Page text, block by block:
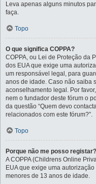
Leva apenas alguns minutos
faça.
Topo
O que significa COPPA?
COPPA, ou Lei de Proteção da
dos EUA que exige uma
um responsável legal, para
anos de idade. Caso não saiba
aconselhamento legal. Por
nem o fundador deste fórum o
da questão “Quem devo
relacionados com este fórum?”.
Topo
Porque não me posso registar?
A COPPA (Childrens Online
EUA que exige uma
menores de 13 anos de idade.